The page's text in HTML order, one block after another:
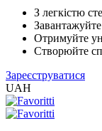
З легкістю
Отримуйте
Створюйте
Зареєструватися
UAH